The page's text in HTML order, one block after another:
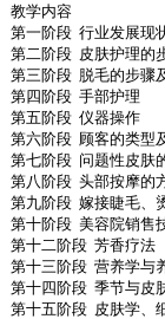
教学内容
第一阶段 行业发展现
第二阶段 皮肤护理的
第三阶段 脱毛的步骤
第四阶段 手部护理
第五阶段 仪器操作
第六阶段 顾客的类型
第七阶段 问题性皮肤
第八阶段 头部按摩的
第九阶段 嫁接睫毛、
第十阶段 美容院销售
第十二阶段 芳香疗法
第十三阶段 营养学与
第十四阶段 季节与皮
第十五阶段 皮肤学、